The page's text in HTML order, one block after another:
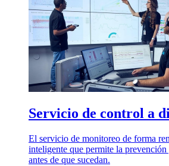
Servicio de control a
El servicio de monitoreo de forma
inteligente que permite la
antes de que sucedan.